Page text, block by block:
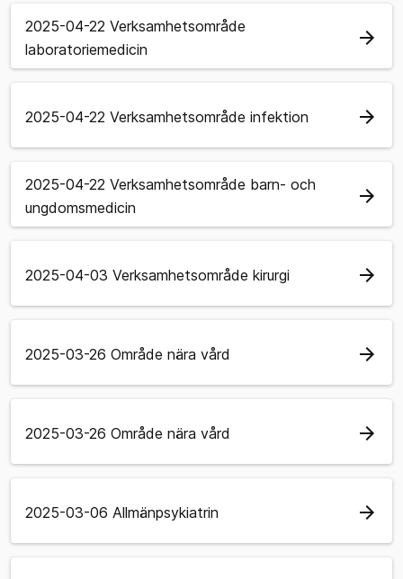
2025-04-22 Verksamhetsområde
laboratoriemedicin
arrow_forward
2025-04-22 Verksamhetsområde infektion arrow_forward
2025-04-22 Verksamhetsområde barn- och
ungdomsmedicin
arrow_forward
2025-04-03 Verksamhetsområde kirurgi arrow_forward
2025-03-26 Område nära vård arrow_forward
2025-03-26 Område nära vård arrow_forward
2025-03-06 Allmänpsykiatrin arrow_forward